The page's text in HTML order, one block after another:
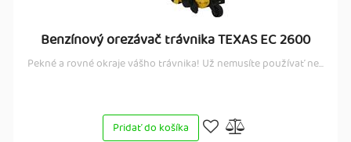
Benzínový orezávač trávnika TEXAS EC 2600
Pekné a rovné okraje vášho trávnika! Už nemusíte používať ne...
Pridať do košíka